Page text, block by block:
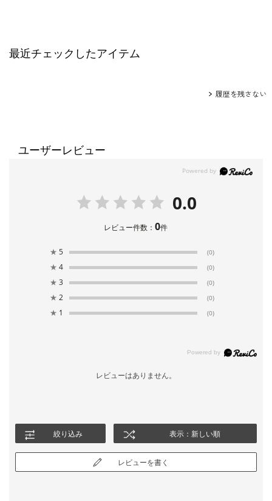
最近チェックしたアイテム
履歴を残さない
ユーザーレビュー
0.0
レビュー件数：0件
★ 5 (0)
★ 4 (0)
★ 3 (0)
★ 2 (0)
★ 1 (0)
レビューはありません。
絞り込み 表示：新しい順
レビューを書く